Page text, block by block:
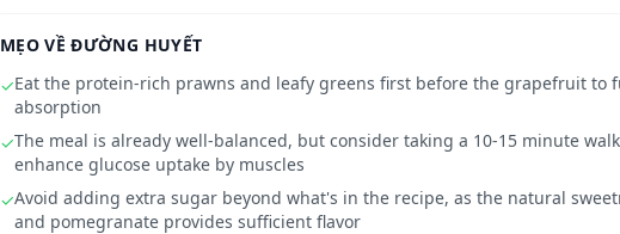
MẸO VỀ ĐƯỜNG HUYẾT
✓Eat the protein-rich prawns and leafy greens first before the grapefruit to
absorption
✓The meal is already well-balanced, but consider taking a 10-15 minute
enhance glucose uptake by muscles
✓Avoid adding extra sugar beyond what's in the recipe, as the natural
and pomegranate provides sufficient flavor